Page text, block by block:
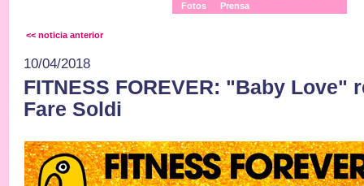
Fotos
Prensa
<< noticia anterior
10/04/2018
FITNESS FOREVER: "Baby Love"
Fare Soldi